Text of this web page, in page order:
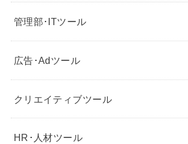
管理部･ITツール
広告･Adツール
クリエイティブツール
HR･人材ツール